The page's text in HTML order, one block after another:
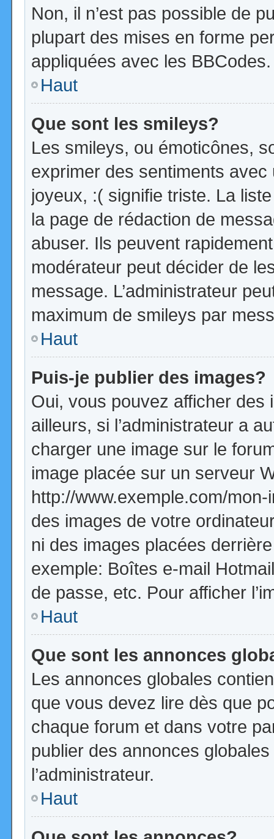
Non, il n’est pas possible de
plupart des mises en forme
appliquées avec les BBCodes.
Haut
Que sont les smileys?
Les smileys, ou émoticônes,
exprimer des sentiments
joyeux, :( signifie triste. La
la page de rédaction de
abuser. Ils peuvent
modérateur peut décider de
message. L’administrateur
maximum de smileys par
Haut
Puis-je publier des images?
Oui, vous pouvez afficher
ailleurs, si l’administrateur a
charger une image sur le
image placée sur un serveur
http://www.exemple.com/
des images de votre
ni des images placées
exemple: Boîtes e-mail
de passe, etc. Pour afficher
Haut
Que sont les annonces
Les annonces globales
que vous devez lire dès que
chaque forum et dans votre
publier des annonces
l’administrateur.
Haut